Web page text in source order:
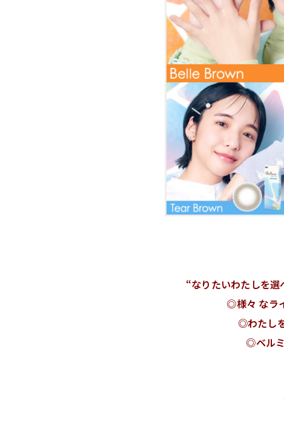
“なりたいわたしを
◎様々 なラ
◎わたし
◎ベル